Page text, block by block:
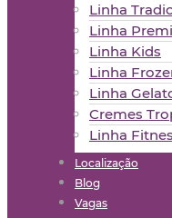
Linha
Linha
Linha Kids
Linha
Linha
Cremes
Linha
Localização
Blog
Vagas